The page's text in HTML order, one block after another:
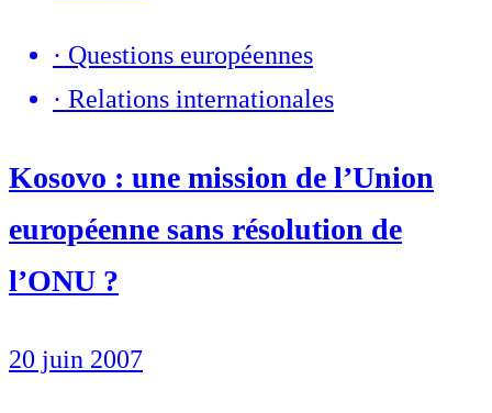
· Questions européennes
· Relations internationales
Kosovo : une mission de l’Union
européenne sans résolution de
l’ONU ?
20 juin 2007